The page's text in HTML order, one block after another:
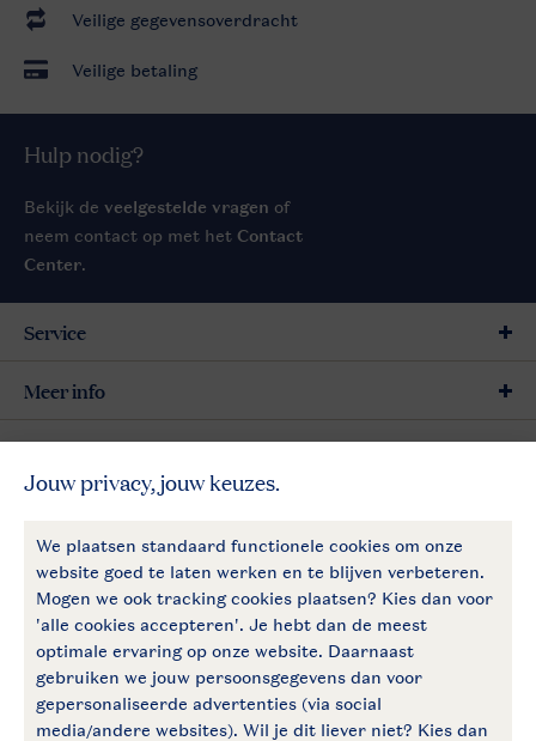
Veilige gegevensoverdracht
Veilige betaling
Hulp nodig?
Bekijk de veelgestelde vragen of
neem contact op met het Contact
Center.
Follow Us
facebookinstagram
Blijf op de hoogte
Service
Meer info
Meer Landal